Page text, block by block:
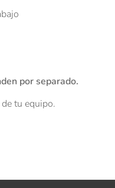
por separado.
tu equipo.